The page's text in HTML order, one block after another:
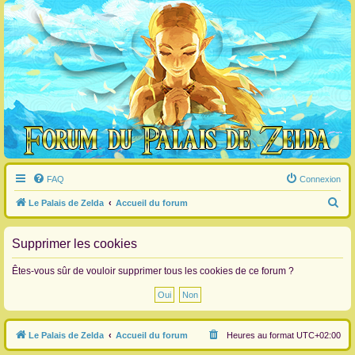
FAQ Connexion
Le Palais de Zelda Accueil du forum
e
h
h
Supprimer les cookies
Êtes-vous sûr de vouloir supprimer tous les cookies de ce forum ?
Le Palais de Zelda Accueil du forum Heures au format UTC+02:00